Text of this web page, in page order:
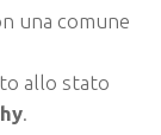
una comune
allo stato
.